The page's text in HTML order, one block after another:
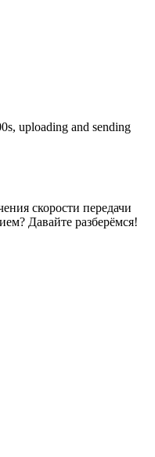
uploading and sending
скорости передачи
Давайте разберёмся!